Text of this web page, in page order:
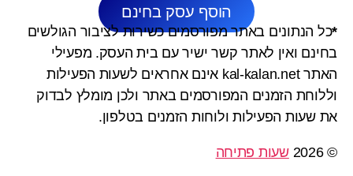
הוסף עסק בחינם
*כל הנתונים באתר מפורסמים כשירות לציבור הגולשים
בחינם ואין לאתר קשר ישיר עם בית העסק. מפעילי
האתר kal-kalan.net אינם אחראים לשעות הפעילות
וללוחת הזמנים המפורסמים באתר ולכן מומלץ לבדוק
את שעות הפעילות ולוחות הזמנים בטלפון.
© 2026 שעות פתיחה